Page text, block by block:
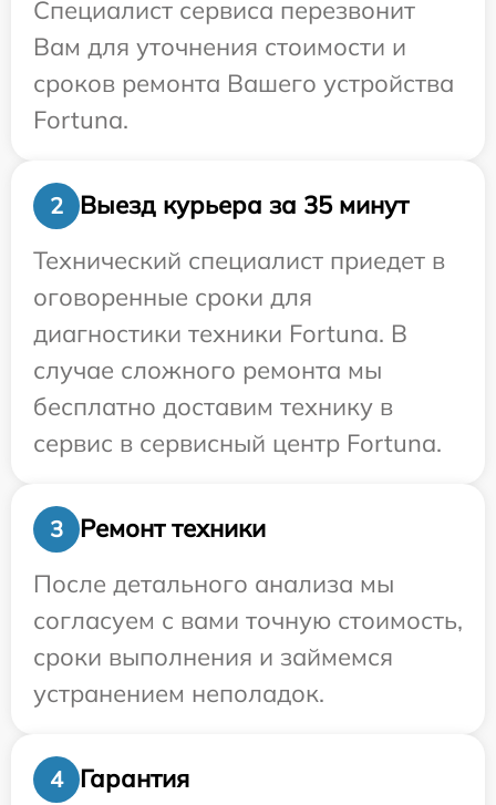
Специалист сервиса перезвонит
Вам для уточнения стоимости и
сроков ремонта Вашего устройства
Fortuna.
2
Выезд курьера за 35 минут
Технический специалист приедет в
оговоренные сроки для
диагностики техники Fortuna. В
случае сложного ремонта мы
бесплатно доставим технику в
сервис в сервисный центр Fortuna.
3
Ремонт техники
После детального анализа мы
согласуем с вами точную стоимость,
сроки выполнения и займемся
устранением неполадок.
4 Гарантия